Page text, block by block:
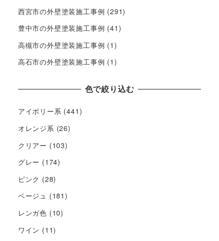
西宮市の外壁塗装施工事例 (291)
豊中市の外壁塗装施工事例 (41)
高槻市の外壁塗装施工事例 (1)
高石市の外壁塗装施工事例 (1)
色で絞り込む
アイボリー系 (441)
オレンジ系 (26)
クリアー (103)
グレー (174)
ピンク (28)
ベージュ (181)
レンガ色 (10)
ワイン (11)